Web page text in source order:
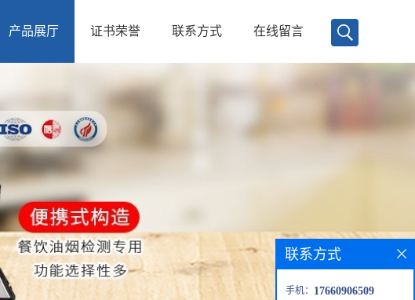
产品展厅 证书荣誉 联系方式 在线留言
联系方式
手机： 17660906509